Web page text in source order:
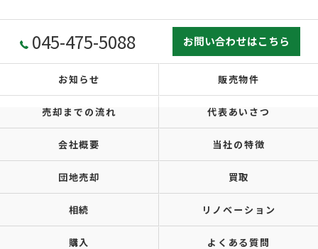
045-475-5088 お問い合わせはこちら
お知らせ 販売物件
売却までの流れ 代表あいさつ
会社概要 当社の特徴
団地売却 買取
相続 リノベーション
購入 よくある質問